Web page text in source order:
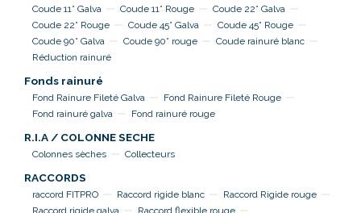
Coude 11° Galva Coude 11° Rouge
Coude 22° Galva
Coude 22° Rouge
Coude 45° Galva
Coude 45° Rouge
Coude 90° Galva
Coude 90° rouge
Coude rainuré blanc
Réduction rainuré
Fonds rainuré
Fond Rainure Fileté Galva
Fond Rainure Fileté Rouge
Fond rainuré galva
Fond rainuré rouge
R.I.A / COLONNE SECHE
Colonnes sèches Collecteurs
RACCORDS
raccord FITPRO Raccord rigide blanc
Raccord Rigide rouge
Raccord rigide galva
Raccord flexible rouge